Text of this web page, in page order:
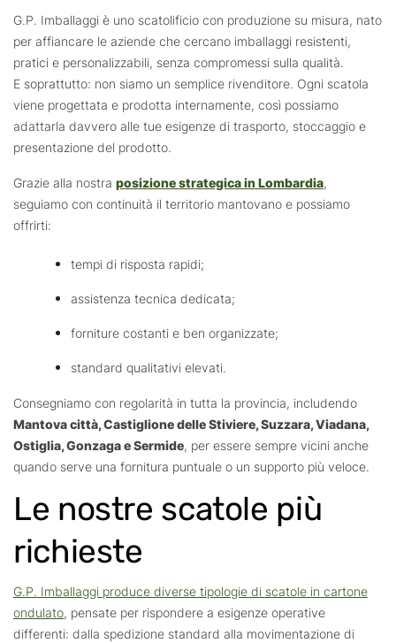
G.P. Imballaggi è uno scatolificio con produzione su misura, nato
per affiancare le aziende che cercano imballaggi resistenti,
pratici e personalizzabili, senza compromessi sulla qualità.
E soprattutto: non siamo un semplice rivenditore. Ogni scatola
viene progettata e prodotta internamente, così possiamo
adattarla davvero alle tue esigenze di trasporto, stoccaggio e
presentazione del prodotto.
Grazie alla nostra posizione strategica in Lombardia,
seguiamo con continuità il territorio mantovano e possiamo
offrirti:
tempi di risposta rapidi;
assistenza tecnica dedicata;
forniture costanti e ben organizzate;
standard qualitativi elevati.
Consegniamo con regolarità in tutta la provincia, includendo
Mantova città, Castiglione delle Stiviere, Suzzara, Viadana,
Ostiglia, Gonzaga e Sermide, per essere sempre vicini anche
quando serve una fornitura puntuale o un supporto più veloce.
Le nostre scatole più
richieste
G.P. Imballaggi produce diverse tipologie di scatole in cartone
ondulato, pensate per rispondere a esigenze operative
differenti: dalla spedizione standard alla movimentazione di